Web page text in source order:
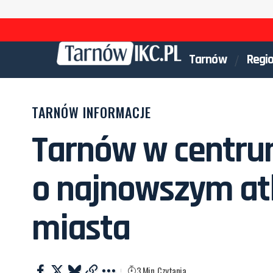
Tarnów
TARNÓW INFORMACJE
Tarnów w
o najnowszym
miasta